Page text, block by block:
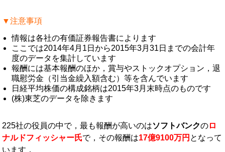
▼注意事項
情報は各社の有価証券報告書によります
ここでは2014年4月1日から2015年3月31日までの会計年
度のデータを集計しています
報酬には基本報酬のほか，賞与やストックオプション，退
職慰労金（引当金繰入額含む）等を含んでいます
日経平均株価の構成銘柄は2015年3月末時点のものです
(株)東芝のデータを除きます
225社の役員の中で，最も報酬が高いのはソフトバンクのロ
ナルドフィッシャー氏で，その報酬は17億9100万円 となって
います．